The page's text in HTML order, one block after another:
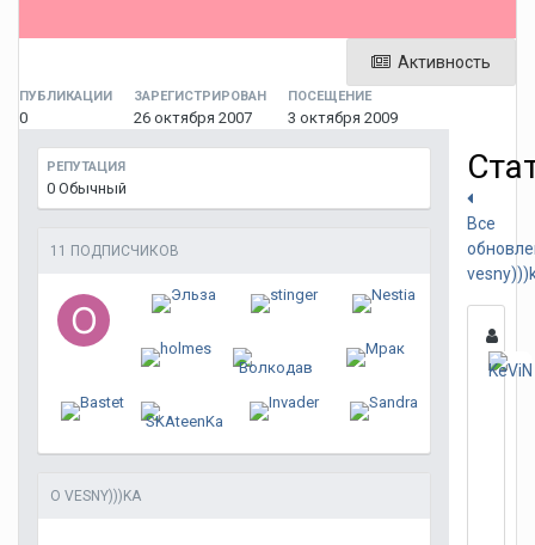
Активность
ПУБЛИКАЦИИ
0
ЗАРЕГИСТРИРОВАН
26 октября 2007
ПОСЕЩЕНИЕ
3 октября 2009
РЕПУТАЦИЯ
0 Обычный
11 ПОДПИСЧИКОВ
О VESNY)))KA
Все